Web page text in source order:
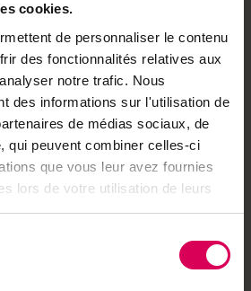
cookies.
de personnaliser le contenu
des fonctionnalités relatives aux
notre trafic. Nous
des informations sur l'utilisation de
de médias sociaux, de
qui peuvent combiner celles-ci
que vous leur avez fournies
lors de votre utilisation de leurs
bougie lorsque vous
brièvement ou lorsque
hors de portée des
bougies dans un courant d’air
bougies à proximité d’objets
à proximité d’une source
cm entre des bougies allumées
de Soja, Stéarine végétal issu de